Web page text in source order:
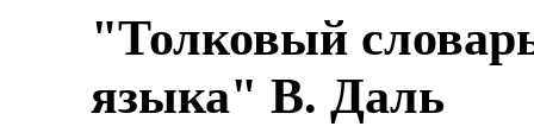
Также смотрите
отправке в другие
А также
В таких банках, как
Промсвязьбанк,
А также в
"Толковый
языка" В. Даль